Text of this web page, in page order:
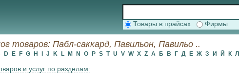
Товары в прайсах Фирмы
товаров: Пабл-саккард, Павильон, Павильо ..
D E F G H J K L M N O P S T U V W X Z А Б В Г Д Е Ж З И Й К Л
и услуг по разделам: